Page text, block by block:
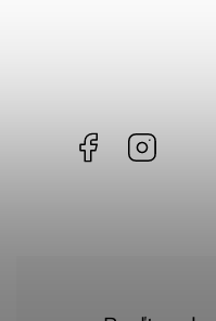
Facebook